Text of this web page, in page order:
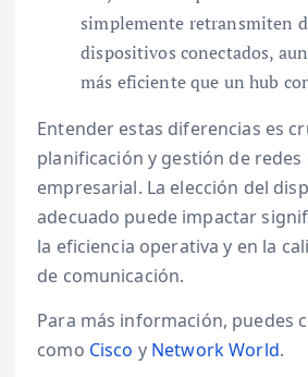
simplemente retransmiten
dispositivos conectados,
más eficiente que un hub
Entender estas diferencias es
planificación y gestión de
empresarial. La elección del
adecuado puede impactar
la eficiencia operativa y en la
de comunicación.
Para más información, puedes
como Cisco y Network World.